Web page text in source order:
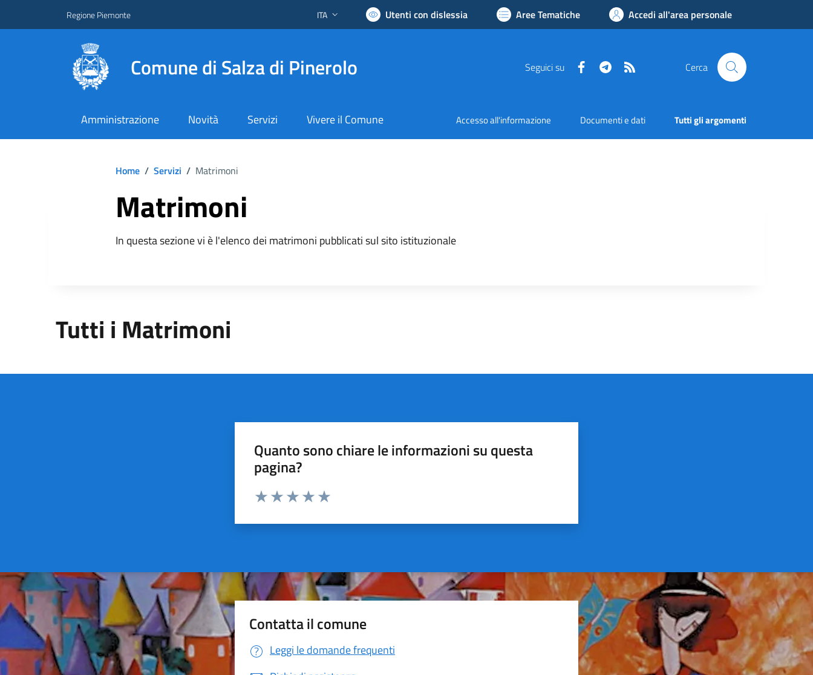
Regione Piemonte Lingua attiva:
ITA Utenti con dislessia Aree Tematiche Accedi all'area personale
Comune di Salza di Pinerolo Seguici su FacebookTelegram Cerca
Amministrazione Novità Servizi Vivere il Comune Accesso all'informazione Documenti e dati Tutti gli argomenti
Home / Servizi / Matrimoni
Matrimoni
In questa sezione vi è l'elenco dei matrimoni pubblicati sul sito istituzionale
Tutti i Matrimoni
Quanto sono chiare le informazioni su questa
pagina?
Valuta da 1 a 5 stelle la pagina
Contatta il comune
Leggi le domande frequenti